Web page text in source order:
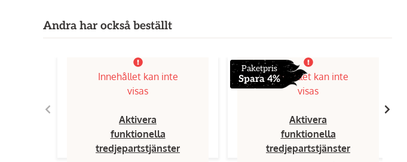
Andra har också beställt
Innehållet kan inte
visas
Aktivera
funktionella
tredjepartstjänster
Paketpris
Spara 4%Innehållet kan inte
visas
Aktivera
funktionella
tredjepartstjänster